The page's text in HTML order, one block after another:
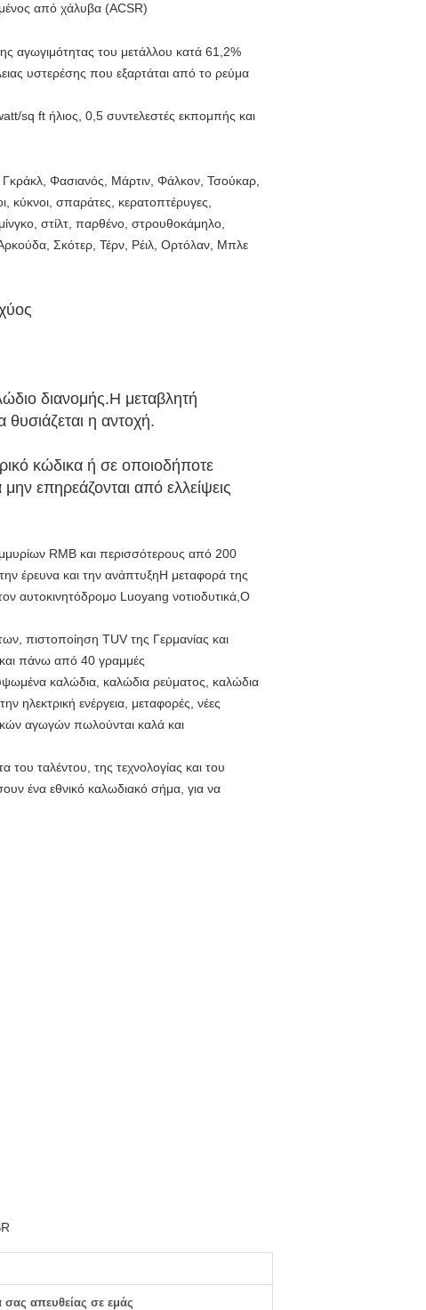
από χάλυβα (ACSR)
αγωγιμότητας του μετάλλου κατά 61,2%
υστερέσης που εξαρτάται από το ρεύμα
sq ft ήλιος, 0,5 συντελεστές εκπομπής και
Γκράκλ, Φασιανός, Μάρτιν, Φάλκον, Τσούκαρ,
κύκνοι, σπαράτες, κερατοπτέρυγες,
στίλτ, παρθένο, στρουθοκάμηλο,
Σκότερ, Τέρν, Ρέιλ, Ορτόλαν, Μπλε
διανομής.Η μεταβλητή
η αντοχή.
κώδικα ή σε οποιοδήποτε
επηρεάζονται από ελλείψεις
RMB και περισσότερους από 200
έρευνα και την ανάπτυξηΗ μεταφορά της
αυτοκινητόδρομο Luoyang νοτιοδυτικά,Ο
πιστοποίηση TUV της Γερμανίας και
πάνω από 40 γραμμές
καλώδια, καλώδια ρεύματος, καλώδια
ηλεκτρική ενέργεια, μεταφορές, νέες
αγωγών πωλούνται καλά και
του ταλέντου, της τεχνολογίας και του
ένα εθνικό καλωδιακό σήμα, για να
σας απευθείας σε εμάς